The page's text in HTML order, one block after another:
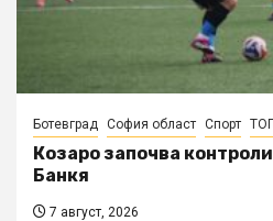
Ботевград София област Спорт
Козаро започва
Банкя
7 август, 2026